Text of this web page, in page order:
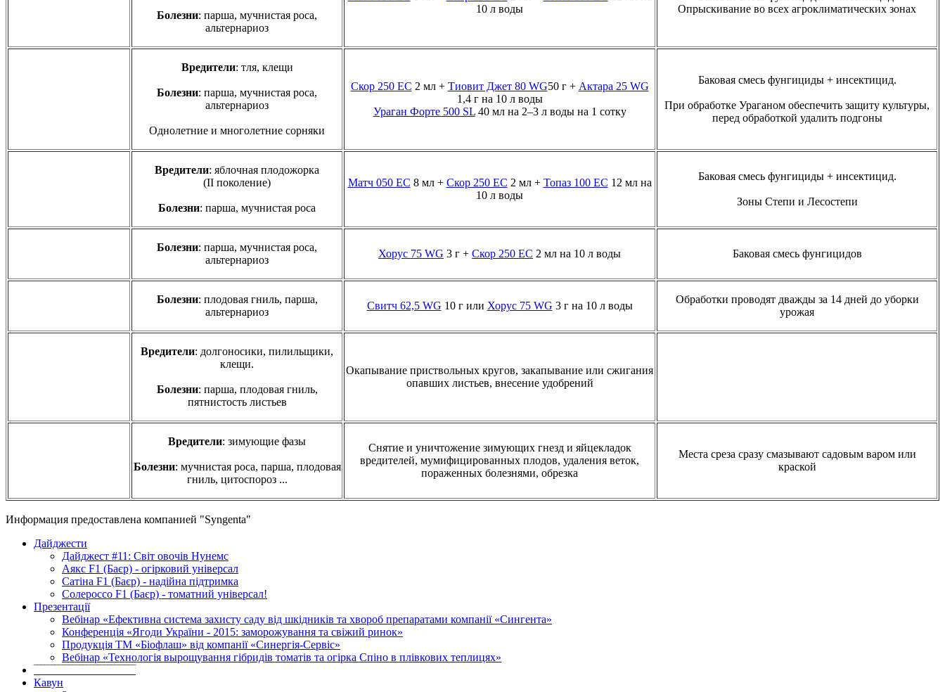
Болезни: парша, мучнистая роса,
альтернариоз
10 л воды
Опрыскивание во всех агроклиматических зонах
Вредители: тля, клещи
Болезни: парша, мучнистая роса,
альтернариоз
Однолетние и многолетние сорняки
Скор 250 ЕС 2 мл + Тиовит Джет 80 WG50 г + Актара 25 WG
1,4 г на 10 л воды
Ураган Форте 500 SL40 мл на 2–3 л воды на 1 сотку
Баковая смесь фунгициды + инсектицид.
При обработке Ураганом обеспечить защиту культуры,
перед обработкой удалить подгоны
Вредители: яблочная плодожорка
(II поколение)
Болезни: парша, мучнистая роса
Матч 050 ЕС 8 мл + Скор 250 ЕС 2 мл + Топаз 100 ЕС 12 мл на
10 л воды
Баковая смесь фунгициды + инсектицид.
Зоны Степи и Лесостепи
Болезни: парша, мучнистая роса,
альтернариоз
Хорус 75 WG 3 г + Скор 250 ЕС 2 мл на 10 л воды Баковая смесь фунгицидов
Болезни: плодовая гниль, парша,
альтернариоз
Свитч 62,5 WG 10 г или Хорус 75 WG 3 г на 10 л воды
Обработки проводят дважды за 14 дней до уборки
урожая
Вредители: долгоносики, пилильщики,
клещи.
Болезни: парша, плодовая гниль,
пятнистость листьев
Окапывание приствольных кругов, закапывание или сжигания
опавших листьев, внесение удобрений
Вредители: зимующие фазы
Болезни: мучнистая роса, парша, плодовая
гниль, цитоспороз ...
Снятие и уничтожение зимующих гнезд и яйцекладок
вредителей, мумифицированных плодов, удаления веток,
пораженных болезнями, обрезка
Места среза сразу смазывают садовым варом или
краской
Информация предоставлена компанией "Syngenta"
Дайджести
Дайджест #11: Світ овочів Нунемс
Аякс F1 (Баєр) - огірковий універсал
Сатіна F1 (Баєр) - надійна підтримка
Солероссо F1 (Баєр) - томатний універсал!
Презентації
Вебінар «Ефективна система захисту саду від шкідників та хвороб препаратами компанії «Сингента»
Конференція «Ягоди України - 2015: заморожування та свіжий ринок»
Продукція ТМ «Біофлаш» від компанії «Синергія-Сервіс»
Вебінар «Технологія вырощування гібридів томатів та огірка Спіно в плівкових теплицях»
Кавун